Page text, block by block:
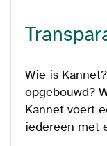
Wie is
opgebouwd?
Kannet voert
iedereen met